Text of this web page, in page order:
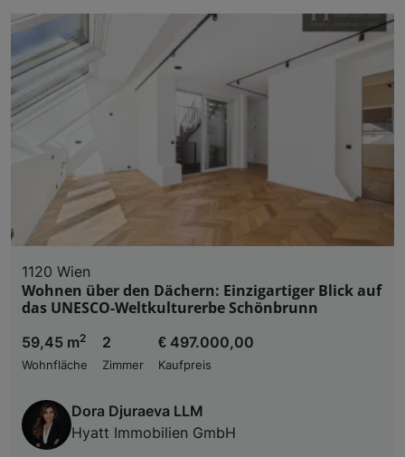
1120 Wien
Wohnen über den Dächern: Einzigartiger Blick auf
das UNESCO-Weltkulturerbe Schönbrunn
59,45 m2
Wohnfläche
2
Zimmer
€ 497.000,00
Kaufpreis
Dora Djuraeva LLM
Hyatt Immobilien GmbH